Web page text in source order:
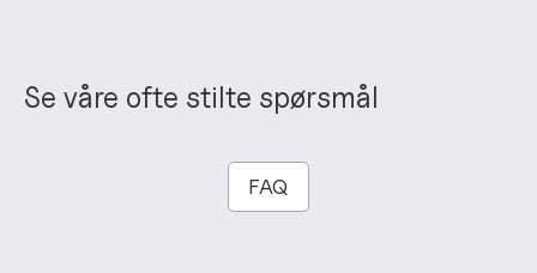
Se våre ofte stilte spørsmål
FAQ